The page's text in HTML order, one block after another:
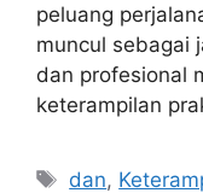
peluang
muncul sebagai
dan profesional
keterampilan
Tags
dan,